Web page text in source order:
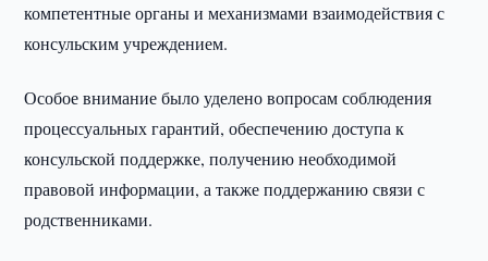
компетентные органы и механизмами взаимодействия с
консульским учреждением.
Особое внимание было уделено вопросам соблюдения
процессуальных гарантий, обеспечению доступа к
консульской поддержке, получению необходимой
правовой информации, а также поддержанию связи с
родственниками.